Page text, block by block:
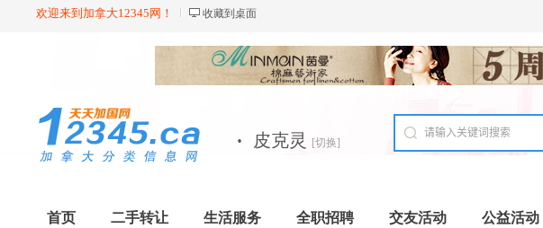
欢迎来到加拿大12345网！ 收藏到桌面
· 皮克灵 [切换]
首页 二手转让 生活服务 全职招聘 交友活动 公益活动